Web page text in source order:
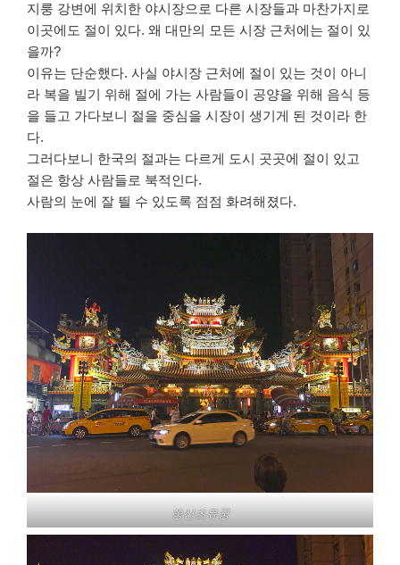
지룽 강변에 위치한 야시장으로 다른 시장들과 마찬가지로
이곳에도 절이 있다. 왜 대만의 모든 시장 근처에는 절이 있
을까?
이유는 단순했다. 사실 야시장 근처에 절이 있는 것이 아니
라 복을 빌기 위해 절에 가는 사람들이 공양을 위해 음식 등
을 들고 가다보니 절을 중심을 시장이 생기게 된 것이라 한
다.
그러다보니 한국의 절과는 다르게 도시 곳곳에 절이 있고
절은 항상 사람들로 북적인다.
사람의 눈에 잘 띌 수 있도록 점점 화려해졌다.
쑹산츠유궁